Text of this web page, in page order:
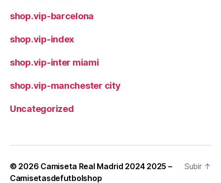
shop.vip-barcelona
shop.vip-index
shop.vip-inter miami
shop.vip-manchester city
Uncategorized
© 2026 Camiseta Real Madrid 2024 2025 –
Camisetasdefutbolshop
Subir ↑